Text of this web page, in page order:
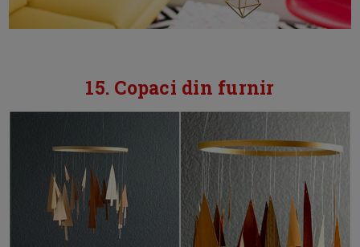
15. Copaci din furnir